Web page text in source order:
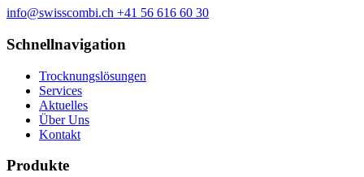
info@swisscombi.ch +41 56 616 60 30
Schnellnavigation
Trocknungslösungen
Services
Aktuelles
Über Uns
Kontakt
Produkte